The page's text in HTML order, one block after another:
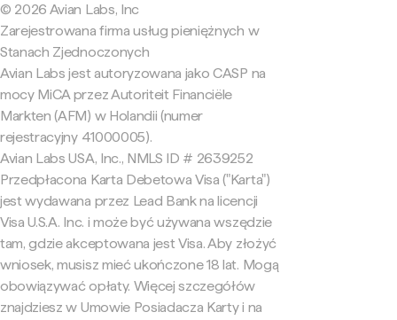
© 2026 Avian Labs, Inc
Zarejestrowana firma usług pieniężnych w
Stanach Zjednoczonych
Avian Labs jest autoryzowana jako CASP na
mocy MiCA przez Autoriteit Financiële
Markten (AFM) w Holandii (numer
rejestracyjny 41000005).
Avian Labs USA, Inc., NMLS ID # 2639252
Przedpłacona Karta Debetowa Visa ("Karta")
jest wydawana przez Lead Bank na licencji
Visa U.S.A. Inc. i może być używana wszędzie
tam, gdzie akceptowana jest Visa. Aby złożyć
wniosek, musisz mieć ukończone 18 lat. Mogą
obowiązywać opłaty. Więcej szczegółów
znajdziesz w Umowie Posiadacza Karty i na